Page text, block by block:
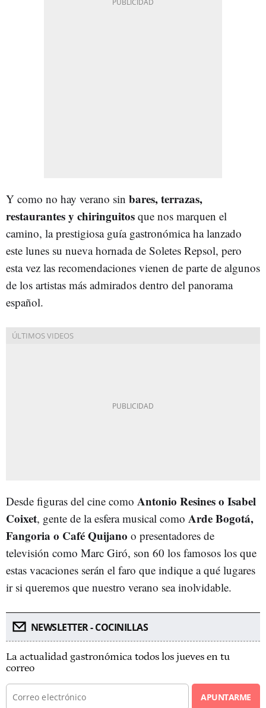
Y como no hay verano sin bares, terrazas,
restaurantes y chiringuitos que nos marquen el
camino, la prestigiosa guía gastronómica ha lanzado
este lunes su nueva hornada de Soletes Repsol, pero
esta vez las recomendaciones vienen de parte de algunos
de los artistas más admirados dentro del panorama
español.
Desde figuras del cine como Antonio Resines o Isabel
Coixet, gente de la esfera musical como Arde Bogotá,
Fangoria o Café Quijano o presentadores de
televisión como Marc Giró, son 60 los famosos los que
estas vacaciones serán el faro que indique a qué lugares
ir si queremos que nuestro verano sea inolvidable.
NEWSLETTER - COCINILLAS
La actualidad gastronómica todos los jueves en tu
correo
APUNTARME